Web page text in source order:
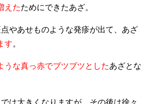
えたためにできたあざ。
やあせものような発疹が出て、あざ
す。
うな真っ赤でブツブツとしたあざとな